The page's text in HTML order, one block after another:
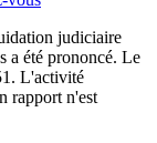
judiciaire
a été prononcé. Le
L'activité
rapport n'est